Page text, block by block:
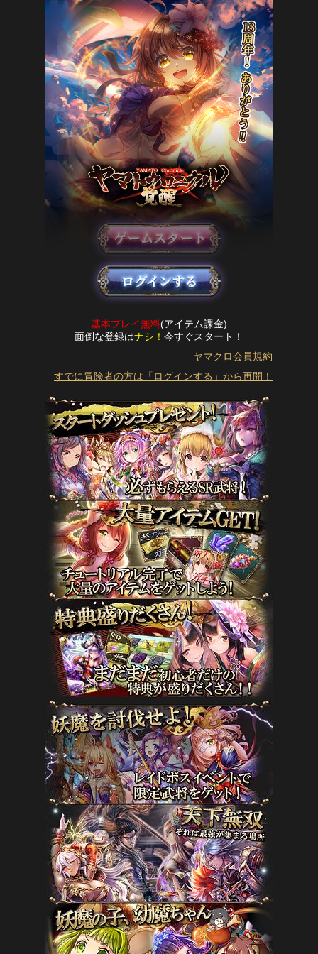
基本プレイ無料(アイテム課金)
面倒な登録はナシ！ 今すぐスタート！
ヤマクロ会員規約
すでに冒険者の方は「ログインする」から再開！